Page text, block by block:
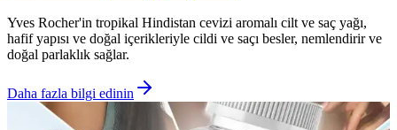
Yves Rocher'in tropikal Hindistan cevizi aromalı cilt ve saç yağı,
hafif yapısı ve doğal içerikleriyle cildi ve saçı besler, nemlendirir ve
doğal parlaklık sağlar.
Daha fazla bilgi edinin